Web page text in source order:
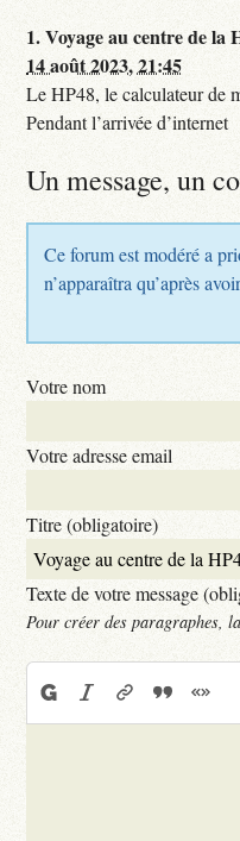
1.Voyage au centre de la
14 août 2023, 21:45
Le HP48, le calculateur de
Pendant l’arrivée d’internet
Un message, un
Ce forum est modéré a
n’apparaîtra qu’après
Votre nom
Votre adresse email
Titre (obligatoire)
Texte de votre message
Pour créer des paragraphes,